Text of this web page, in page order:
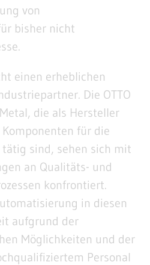
von
bisher nicht
einen erheblichen
Die OTTO
die als Hersteller
für die
sind, sehen sich mit
an Qualitäts- und
konfrontiert.
in diesen
aufgrund der
Möglichkeiten und der
Personal